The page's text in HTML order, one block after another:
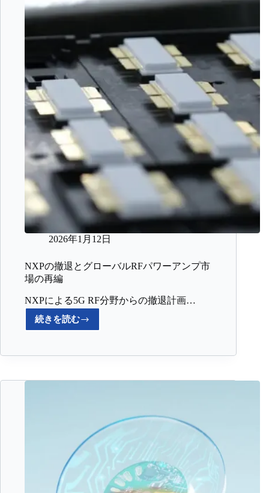
2026年1月12日
NXPの撤退とグローバルRFパワーアンプ市
場の再編
NXPによる5G RF分野からの撤退計画…
続きを読む